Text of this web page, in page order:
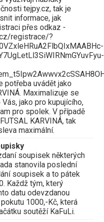
tejpy.cz, tak je
informace, jak
přes odkaz -
registrace/?
potřeba uvádět jako
Maximalizuje se
jako pro kupujícího,
pro spolek. V případě
KARVINÁ, tak
maximální.
soupisek některých
stanovila poslední
soupisek a to pátek
Každž tým, který
datu odevzdanou
1000,-Kč, která
soutěží KaFuLi.